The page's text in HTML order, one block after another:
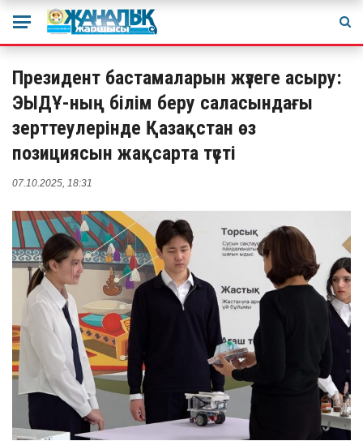
Президент бастамаларын жүзеге асыру:
ЭЫДҰ-ның білім беру саласындағы
зерттеулерінде Қазақстан өз
позициясын жақсарта түсті
07.10.2025, 18:31